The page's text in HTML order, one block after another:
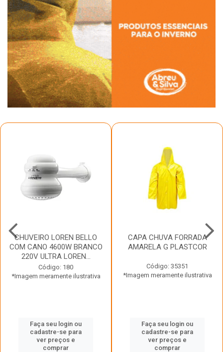
CHUVEIRO LOREN BELLO
COM CANO 4600W BRANCO
220V ULTRA LOREN...
Código: 180
*Imagem meramente ilustrativa
Faça seu login ou
cadastre-se para
ver preços e
comprar
CAPA CHUVA FORRADA
AMARELA G PLASTCOR
Código: 35351
*Imagem meramente ilustrativa
Faça seu login ou
cadastre-se para
ver preços e
comprar